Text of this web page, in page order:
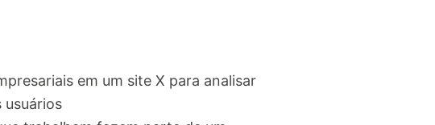
em um site X para analisar
usuários